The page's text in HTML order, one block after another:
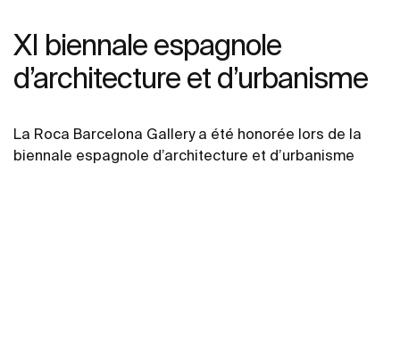
XI biennale espagnole
d’architecture et d’urbanisme
La Roca Barcelona Gallery a été honorée lors de la
biennale espagnole d’architecture et d’urbanisme